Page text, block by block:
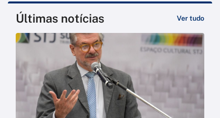
Últimas notícias Ver tudo